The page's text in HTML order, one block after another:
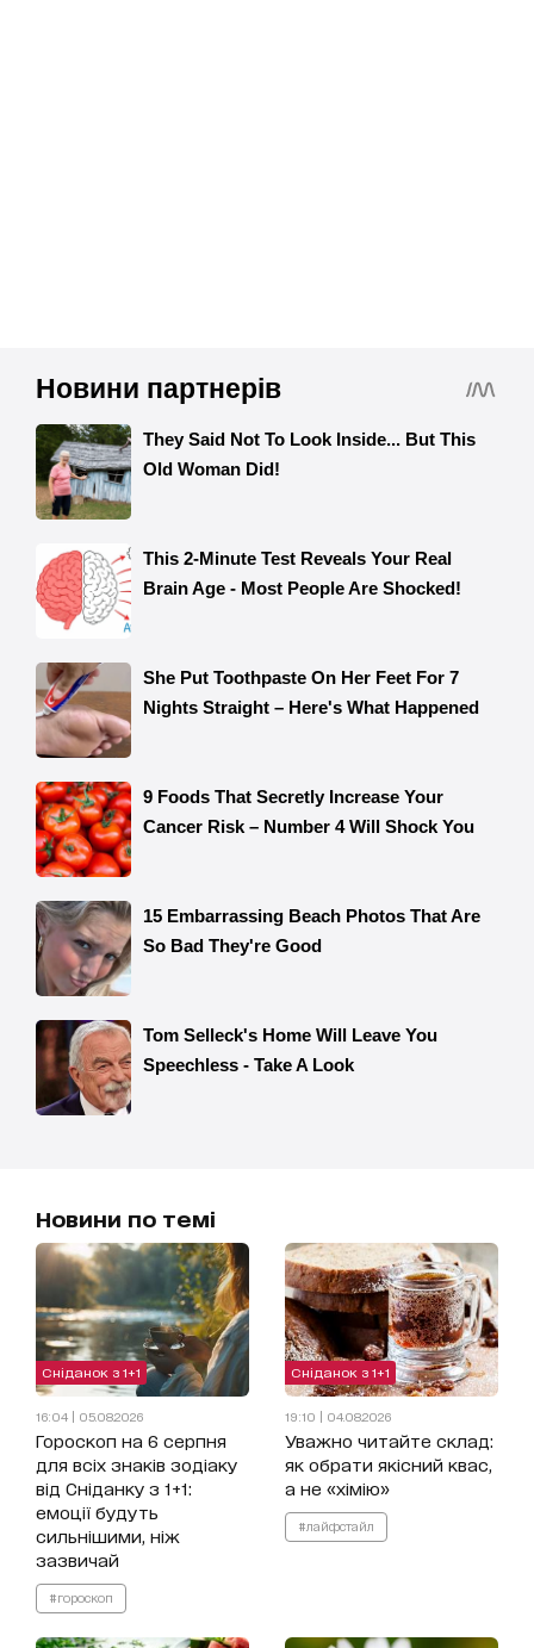
Новини по темі
Сніданок з 1+1
16:04 | 05.08.2026
Гороскоп на 6 серпня
для всіх знаків зодіаку
від Сніданку з 1+1:
емоції будуть
сильнішими, ніж
зазвичай
#гороскоп
Сніданок з 1+1
19:10 | 04.08.2026
Уважно читайте склад:
як обрати якісний квас,
а не «хімію»
#лайфстайл